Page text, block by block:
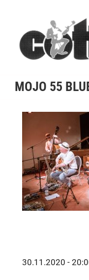
content
MOJO 55
30.11.2020 -